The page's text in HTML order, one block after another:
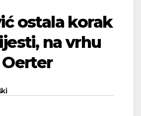
ostala korak
na vrhu